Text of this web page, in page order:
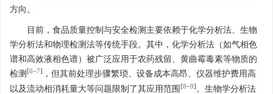
方向。
目前，食品质量控制与安全检测主要依赖于化学分析法、生物
学分析法和物理检测法等传统手段。其中，化学分析法（如气相色
谱和高效液相色谱）被广泛应用于农药残留、黄曲霉毒素等物质的
检测 [6−7]
，但其前处理步骤繁琐、设备成本高昂、仪器维护费用高
以及流动相消耗量大等问题限制了其应用范围 [8−9] 。生物学分析法